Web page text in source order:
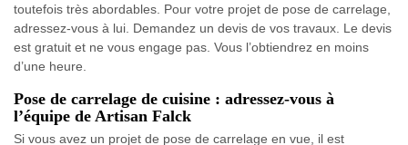
toutefois très abordables. Pour votre projet de pose de carrelage,
adressez-vous à lui. Demandez un devis de vos travaux. Le devis
est gratuit et ne vous engage pas. Vous l’obtiendrez en moins
d’une heure.
Pose de carrelage de cuisine : adressez-vous à
l’équipe de Artisan Falck
Si vous avez un projet de pose de carrelage en vue, il est